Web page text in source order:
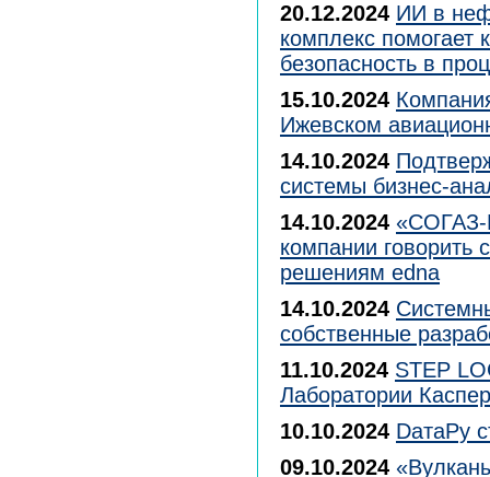
20.12.2024 ИИ в
комплекс помогает
безопасность в
15.10.2024
Ижевском
14.10.2024
системы бизнес-
14.10.2024 «СОГАЗ-
компании говорить
решениям edna
14.10.2024
собственные
11.10.2024 STEP
Лаборатории
10.10.2024 DатаРу
09.10.2024